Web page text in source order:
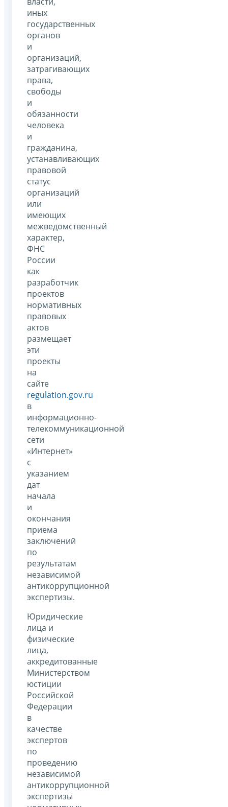
иных
государственных
органов
и
организаций,
затрагивающих
права,
свободы
и
обязанности
человека
и
гражданина,
устанавливающих
правовой
статус
организаций
или
имеющих
межведомственный
характер,
ФНС
России
как
разработчик
проектов
нормативных
правовых
актов
размещает
эти
проекты
на
сайте
regulation.gov.ru
в
информационно-
телекоммуникационной
сети
«Интернет»
с
указанием
дат
начала
и
окончания
приема
заключений
по
результатам
независимой
антикоррупционной
экспертизы.
Юридические
лица и
физические
лица,
аккредитованные
Министерством
юстиции
Российской
Федерации
в
качестве
экспертов
по
проведению
независимой
антикоррупционной
экспертизы